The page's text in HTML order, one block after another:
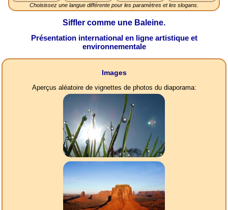
Choisissez une langue différente pour les paramètres et les slogans.
Siffler comme une Baleine.
Présentation international en ligne artistique et
environnementale
Images
Aperçus aléatoire de vignettes de photos du diaporama: